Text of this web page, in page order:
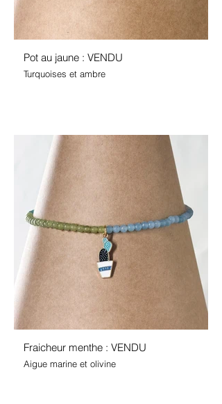
Pot au jaune : VENDU
Turquoises et ambre
Fraicheur menthe : VENDU
Aigue marine et olivine